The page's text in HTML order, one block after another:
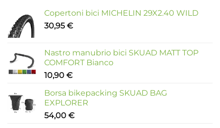
Copertoni bici MICHELIN 29X2.40 WILD
30,95 €
Nastro manubrio bici SKUAD MATT TOP
COMFORT Bianco
10,90 €
Borsa bikepacking SKUAD BAG
EXPLORER
54,00 €